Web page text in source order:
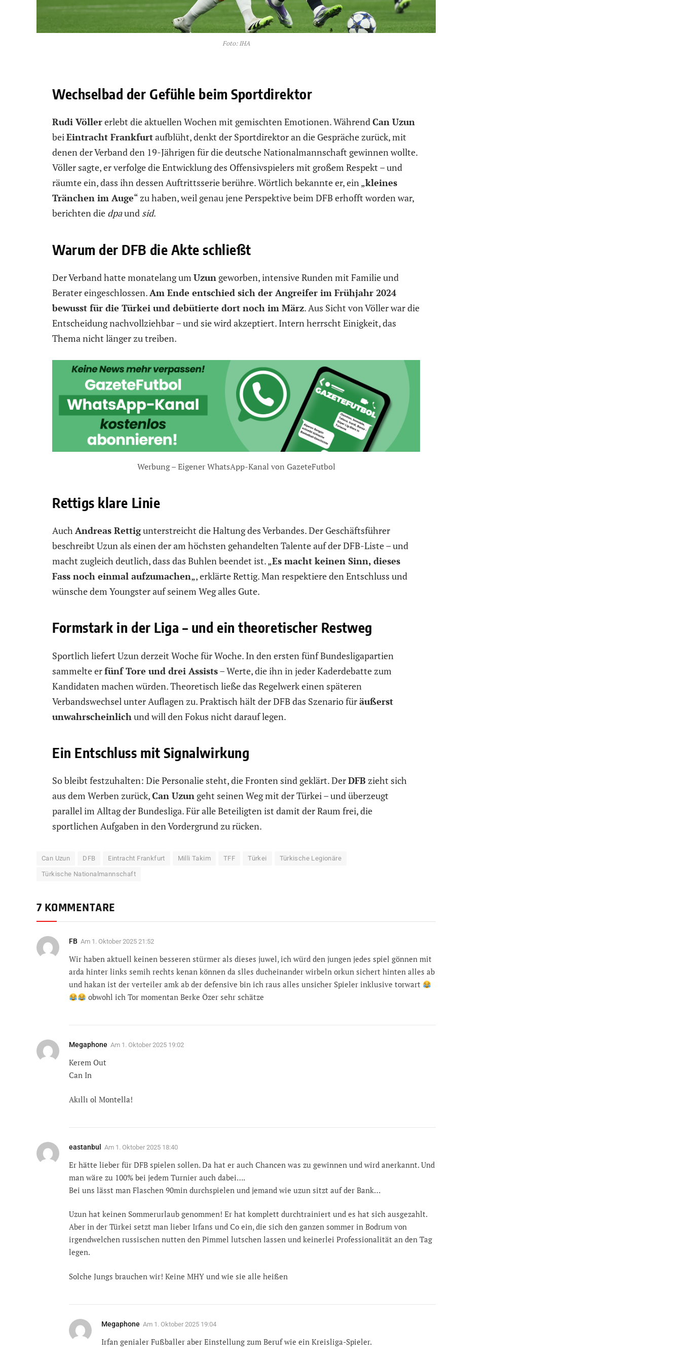
Foto: IHA
Wechselbad der Gefühle beim Sportdirektor
Rudi Völlererlebt die aktuellen Wochen mit gemischten Emotionen. WährendCan Uzun
beiEintracht Frankfurtaufblüht, denkt der Sportdirektor an die Gespräche zurück, mit
denen der Verband den 19-Jährigen für die deutsche Nationalmannschaft gewinnen wollte.
Völler sagte, er verfolge die Entwicklung des Offensivspielers mit großem Respekt – und
räumte ein, dass ihn dessen Auftrittsserie berühre. Wörtlich bekannte er, ein „kleines
Tränchen im Auge“ zu haben, weil genau jene Perspektive beim DFB erhofft worden war,
berichten die dpaund sid.
Warum der DFB die Akte schließt
Der Verband hatte monatelang um Uzun geworben, intensive Runden mit Familie und
Berater eingeschlossen.Am Ende entschied sich der Angreifer im Frühjahr 2024
bewusst für die Türkei und debütierte dort noch im März. Aus Sicht von Völler war die
Entscheidung nachvollziehbar – und sie wird akzeptiert. Intern herrscht Einigkeit, das
Thema nicht länger zu treiben.
Werbung – Eigener WhatsApp-Kanal von GazeteFutbol
Rettigs klare Linie
AuchAndreas Rettigunterstreicht die Haltung des Verbandes. Der Geschäftsführer
beschreibt Uzun als einen der am höchsten gehandelten Talente auf der DFB-Liste – und
macht zugleich deutlich, dass das Buhlen beendet ist. „Es macht keinen Sinn, dieses
Fass noch einmal aufzumachen„, erklärte Rettig. Man respektiere den Entschluss und
wünsche dem Youngster auf seinem Weg alles Gute.
Formstark in der Liga – und ein theoretischer Restweg
Sportlich liefert Uzun derzeit Woche für Woche. In den ersten fünf Bundesligapartien
sammelte erfünf Tore und drei Assists– Werte, die ihn in jeder Kaderdebatte zum
Kandidaten machen würden. Theoretisch ließe das Regelwerk einen späteren
Verbandswechsel unter Auflagen zu. Praktisch hält der DFB das Szenario füräußerst
unwahrscheinlich und will den Fokus nicht darauf legen.
Ein Entschluss mit Signalwirkung
So bleibt festzuhalten: Die Personalie steht, die Fronten sind geklärt. DerDFB zieht sich
aus dem Werben zurück,Can Uzun geht seinen Weg mit der Türkei – und überzeugt
parallel im Alltag der Bundesliga. Für alle Beteiligten ist damit der Raum frei, die
sportlichen Aufgaben in den Vordergrund zu rücken.
Can Uzun DFB Eintracht Frankfurt Milli Takim TFF Türkei Türkische Legionäre
Türkische Nationalmannschaft
7 KOMMENTARE
FB Am 1. Oktober 2025 21:52
Wir haben aktuell keinen besseren stürmer als dieses juwel, ich würd den jungen jedes spiel gönnen mit
arda hinter links semih rechts kenan können da slles ducheinander wirbeln orkun sichert hinten alles ab
und hakan ist der verteiler amk ab der defensive bin ich raus alles unsicher Spieler inklusive torwart
obwohl ich Tor momentan Berke Özer sehr schätze
Megaphone Am 1. Oktober 2025 19:02
Kerem Out
Can In
Akıllı ol Montella!
eastanbul Am 1. Oktober 2025 18:40
Er hätte lieber für DFB spielen sollen. Da hat er auch Chancen was zu gewinnen und wird anerkannt. Und
man wäre zu 100% bei jedem Turnier auch dabei….
Bei uns lässt man Flaschen 90min durchspielen und jemand wie uzun sitzt auf der Bank…
Uzun hat keinen Sommerurlaub genommen! Er hat komplett durchtrainiert und es hat sich ausgezahlt.
Aber in der Türkei setzt man lieber Irfans und Co ein, die sich den ganzen sommer in Bodrum von
irgendwelchen russischen nutten den Pimmel lutschen lassen und keinerlei Professionalität an den Tag
legen.
Solche Jungs brauchen wir! Keine MHY und wie sie alle heißen
Megaphone Am 1. Oktober 2025 19:04
Irfan genialer Fußballer aber Einstellung zum Beruf wie ein Kreisliga-Spieler.